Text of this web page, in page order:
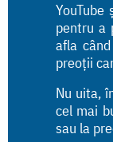
pentru a
afla
preoții
Nu uita,
cel mai
sau la